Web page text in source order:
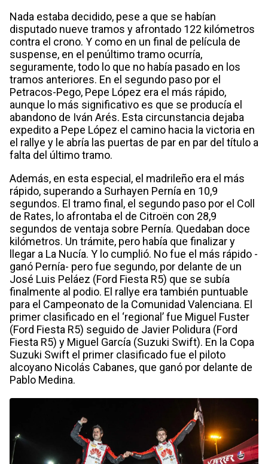
Nada estaba decidido, pese a que se habían
disputado nueve tramos y afrontado 122 kilómetros
contra el crono. Y como en un final de película de
suspense, en el penúltimo tramo ocurría,
seguramente, todo lo que no había pasado en los
tramos anteriores. En el segundo paso por el
Petracos-Pego, Pepe López era el más rápido,
aunque lo más significativo es que se producía el
abandono de Iván Arés. Esta circunstancia dejaba
expedito a Pepe López el camino hacia la victoria en
el rallye y le abría las puertas de par en par del título a
falta del último tramo.
Además, en esta especial, el madrileño era el más
rápido, superando a Surhayen Pernía en 10,9
segundos. El tramo final, el segundo paso por el Coll
de Rates, lo afrontaba el de Citroën con 28,9
segundos de ventaja sobre Pernía. Quedaban doce
kilómetros. Un trámite, pero había que finalizar y
llegar a La Nucía. Y lo cumplió. No fue el más rápido -
ganó Pernía- pero fue segundo, por delante de un
José Luis Peláez (Ford Fiesta R5) que se subía
finalmente al podio. El rallye era también puntuable
para el Campeonato de la Comunidad Valenciana. El
primer clasificado en el ‘regional’ fue Miguel Fuster
(Ford Fiesta R5) seguido de Javier Polidura (Ford
Fiesta R5) y Miguel García (Suzuki Swift). En la Copa
Suzuki Swift el primer clasificado fue el piloto
alcoyano Nicolás Cabanes, que ganó por delante de
Pablo Medina.